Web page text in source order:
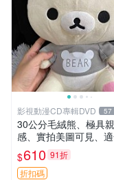
影視動漫CD專輯DVD 57
30公分毛絨熊、極具
感、實拍美圖可見、
收藏 毛絨熊 送禮 熊抱
$610 91折
折扣碼